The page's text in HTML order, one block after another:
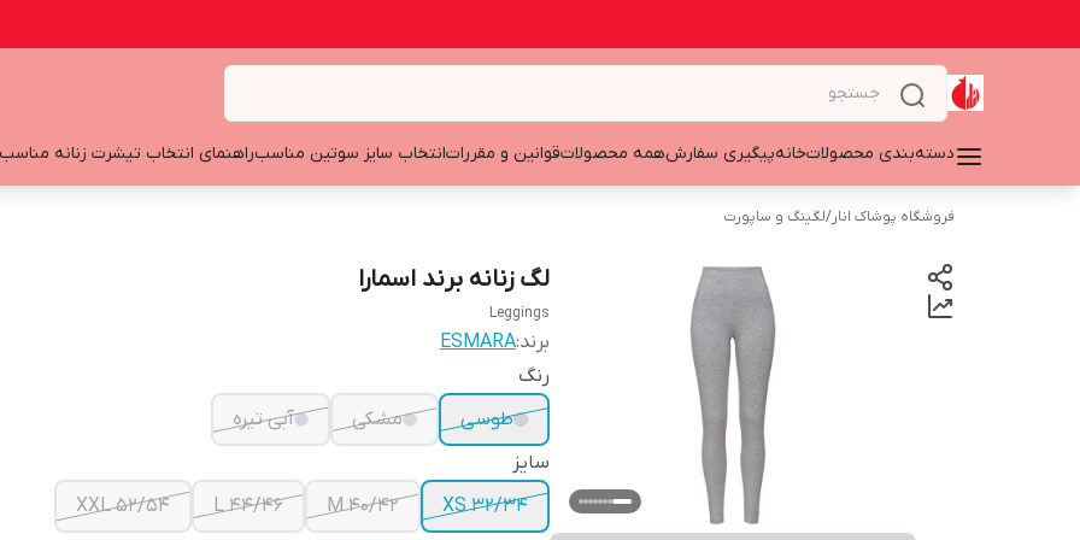
دسته‌بندی محصولاتخانهپیگیری سفارشهمه محصولاتقوانین و مقرراتانتخاب سایز سوتین مناسبراهنمای انتخاب تیشرت زنانه مناسب
فروشگاه پوشاک انار/لگینگ و ساپورت
لگ زنانه برند اسمارا
Leggings
برند:ESMARA
رنگ
طوسی
مشکی
آبی تیره
سایز
XS 32/34
M 40/42
L 44/46
XXL 52/54